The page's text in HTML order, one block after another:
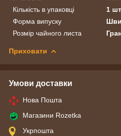
Кількість в упаковці
1
Форма випуску
Розмір чайного листа
Приховати
Умови доставки
Нова Пошта
Магазини Rozetka
Укрпошта